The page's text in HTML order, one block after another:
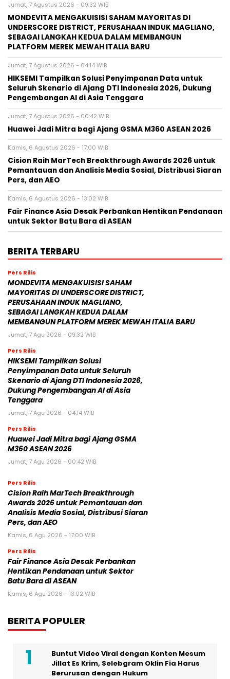
Jumat, 7 Agustus 2026 - 09:32 WIB
MONDEVITA MENGAKUISISI SAHAM MAYORITAS DI
UNDERSCORE DISTRICT, PERUSAHAAN INDUK MAGLIANO,
SEBAGAI LANGKAH KEDUA DALAM MEMBANGUN
PLATFORM MEREK MEWAH ITALIA BARU
Jumat, 7 Agustus 2026 - 04:14 WIB
HIKSEMI Tampilkan Solusi Penyimpanan Data untuk
Seluruh Skenario di Ajang DTI Indonesia 2026, Dukung
Pengembangan AI di Asia Tenggara
Jumat, 7 Agustus 2026 - 00:42 WIB
Huawei Jadi Mitra bagi Ajang GSMA M360 ASEAN 2026
Kamis, 6 Agustus 2026 - 17:00 WIB
Cision Raih MarTech Breakthrough Awards 2026 untuk
Pemantauan dan Analisis Media Sosial, Distribusi Siaran
Pers, dan AEO
Kamis, 6 Agustus 2026 - 13:02 WIB
Fair Finance Asia Desak Perbankan Hentikan Pendanaan
untuk Sektor Batu Bara di ASEAN
BERITA TERBARU
Pers Rilis
MONDEVITA MENGAKUISISI SAHAM
MAYORITAS DI UNDERSCORE DISTRICT,
PERUSAHAAN INDUK MAGLIANO,
SEBAGAI LANGKAH KEDUA DALAM
MEMBANGUN PLATFORM MEREK MEWAH ITALIA BARU
Jumat, 7 Agu 2026 - 09:32 WIB
Pers Rilis
HIKSEMI Tampilkan Solusi
Penyimpanan Data untuk Seluruh
Skenario di Ajang DTI Indonesia 2026,
Dukung Pengembangan AI di Asia
Tenggara
Jumat, 7 Agu 2026 - 04:14 WIB
Pers Rilis
Huawei Jadi Mitra bagi Ajang GSMA
M360 ASEAN 2026
Jumat, 7 Agu 2026 - 00:42 WIB
Pers Rilis
Cision Raih MarTech Breakthrough
Awards 2026 untuk Pemantauan dan
Analisis Media Sosial, Distribusi Siaran
Pers, dan AEO
Kamis, 6 Agu 2026 - 17:00 WIB
Pers Rilis
Fair Finance Asia Desak Perbankan
Hentikan Pendanaan untuk Sektor
Batu Bara di ASEAN
Kamis, 6 Agu 2026 - 13:02 WIB
BERITA POPULER
Buntut Video Viral dengan Konten Mesum
Jillat Es Krim, Selebgram Oklin Fia Harus
Berurusan dengan Hukum